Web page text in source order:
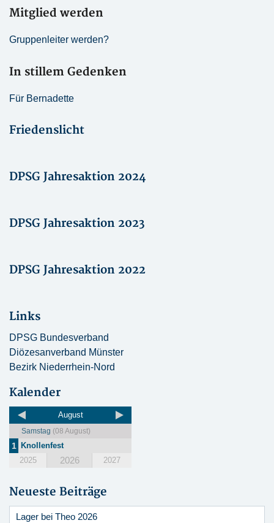
Mitglied werden
Gruppenleiter werden?
In stillem Gedenken
Für Bernadette
Friedenslicht
DPSG Jahresaktion 2024
DPSG Jahresaktion 2023
DPSG Jahresaktion 2022
Links
DPSG Bundesverband
Diözesanverband Münster
Bezirk Niederrhein-Nord
Kalender
August
Samstag (08 August)
1
Knollenfest
2025
2026 2027
Neueste Beiträge
Lager bei Theo 2026